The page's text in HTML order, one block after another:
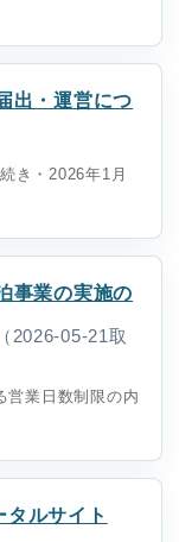
出・運営につ
き・2026年1月
事業の実施の
（2026-05-21取
営業日数制限の内
タルサイト